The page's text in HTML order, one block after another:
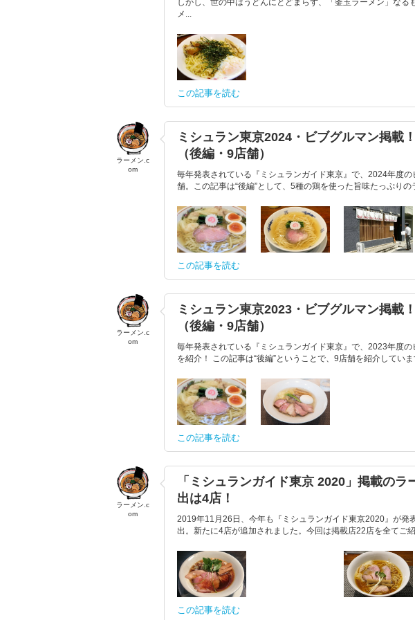
メ...
この記事を読む
ラーメン.c
om
ミシュラン東京2024・ビブグルマン掲載
（後編・9店舗）
毎年発表されている『ミシュランガイド東京』で、2024年度
舗。この記事は“後編”として、5種の鶏を使った旨味たっぷりの
この記事を読む
ラーメン.c
om
ミシュラン東京2023・ビブグルマン掲載
（後編・9店舗）
毎年発表されている『ミシュランガイド東京』で、2023年度
を紹介！ この記事は“後編”ということで、9店舗を紹介してい
この記事を読む
ラーメン.c
om
「ミシュランガイド東京 2020」掲載の
出は4店！
2019年11月26日、今年も『ミシュランガイド東京2020』が発
出。新たに4店が追加されました。今回は掲載店22店を全てご
この記事を読む